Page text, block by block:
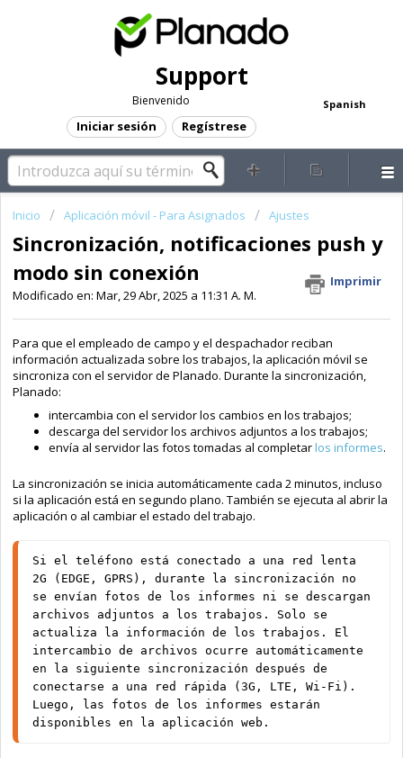
Support
Spanish
Bienvenido
Iniciar sesión Regístrese
Inicio Aplicación móvil - Para Asignados Ajustes
Sincronización, notificaciones push y
modo sin conexión
Imprimir
Modificado en: Mar, 29 Abr, 2025 a 11:31 A. M.
Para que el empleado de campo y el despachador reciban
información actualizada sobre los trabajos, la aplicación móvil se
sincroniza con el servidor de Planado. Durante la sincronización,
Planado:
intercambia con el servidor los cambios en los trabajos;
descarga del servidor los archivos adjuntos a los trabajos;
envía al servidor las fotos tomadas al completarlos informes.
La sincronización se inicia automáticamente cada 2 minutos, incluso
si la aplicación está en segundo plano. También se ejecuta al abrir la
aplicación o al cambiar el estado del trabajo.
Si el teléfono está conectado a una red lenta
2G (EDGE, GPRS), durante la sincronización no
se envían fotos de los informes ni se descargan
archivos adjuntos a los trabajos. Solo se
actualiza la información de los trabajos. El
intercambio de archivos ocurre automáticamente
en la siguiente sincronización después de
conectarse a una red rápida (3G, LTE, Wi-Fi).
Luego, las fotos de los informes estarán
disponibles en la aplicación web.